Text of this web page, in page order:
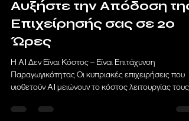
AI & Παραγωγικότητα:
Αυξήστε την Απόδοση της
Επιχείρησής σας σε 20
Ώρες
Η AI Δεν Είναι Κόστος – Είναι Επιτάχυνση
υιοθετούν AI μειώνουν το κόστος λειτουργίας τους...